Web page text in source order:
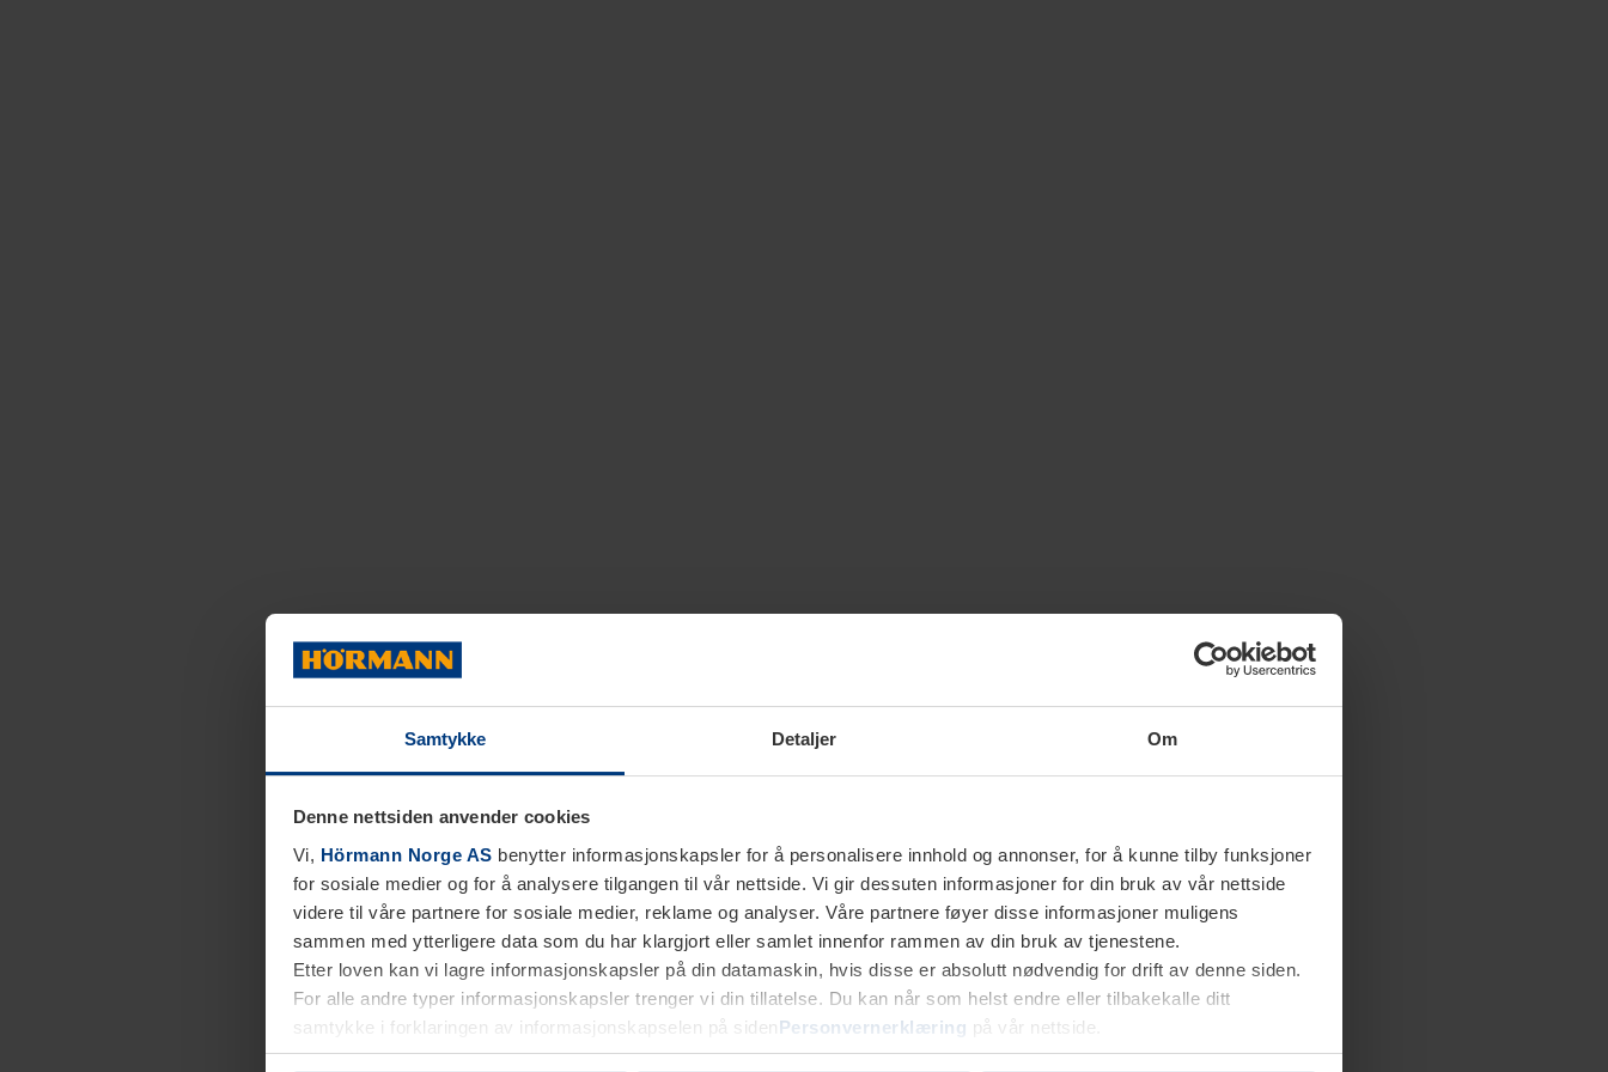
Samtykke Detaljer Om
Denne nettsiden anvender cookies
Vi, Hörmann Norge AS benytter informasjonskapsler for å personalisere innhold og annonser, for å kunne tilby funksjoner
for sosiale medier og for å analysere tilgangen til vår nettside. Vi gir dessuten informasjoner for din bruk av vår nettside
videre til våre partnere for sosiale medier, reklame og analyser. Våre partnere føyer disse informasjoner muligens
sammen med ytterligere data som du har klargjort eller samlet innenfor rammen av din bruk av tjenestene.
Etter loven kan vi lagre informasjonskapsler på din datamaskin, hvis disse er absolutt nødvendig for drift av denne siden.
For alle andre typer informasjonskapsler trenger vi din tillatelse. Du kan når som helst endre eller tilbakekalle ditt
samtykke i forklaringen av informasjonskapselen på sidenPersonvernerklæring på vår nettside.